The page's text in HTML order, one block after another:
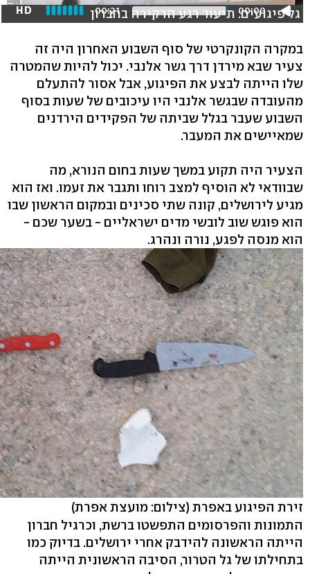
00:00
00:21
HD גל פיגועים: תיעוד רגע הדקירה בחברון
במקרה הקונקרטי של סוף השבוע האחרון היה זה
צעיר שבא מירדן דרך גשר אלנבי. יכול להיות שהמטרה
שלו הייתה לבצע את הפיגוע, אבל אסור להתעלם
מהעובדה שבגשר אלנבי היו עיכובים של שעות בסוף
השבוע שעבר בגלל שביתה של הפקידים הירדנים
שמאיישים את המעבר.
הצעיר היה תקוע במשך שעות בחום הנורא, מה
שבוודאי לא הוסיף למצב רוחו ותגבר את זעמו. ואז הוא
מגיע לירושלים, קונה שתי סכינים ובמקום הראשון שבו
הוא פוגש שוב לובשי מדים ישראליים - בשער שכם -
הוא מנסה לפגע, נורה ונהרג.
זירת הפיגוע באפרת (צילום: מועצת אפרת)
התמונות והפרסומים התפשטו ברשת, וכרגיל חברון
הייתה הראשונה להידבק אחרי ירושלים. בדיוק כמו
בתחילתו של גל הטרור, הסיבה הראשונית הייתה